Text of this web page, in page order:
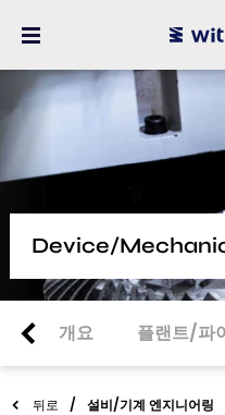
Device/
개요 플랜트/파
뒤로 설비/기계 엔지니어링